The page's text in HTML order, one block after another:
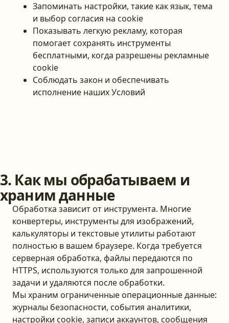
Запоминать настройки, такие как язык, тема
и выбор согласия на cookie
Показывать легкую рекламу, которая
помогает сохранять инструменты
бесплатными, когда разрешены рекламные
cookie
Соблюдать закон и обеспечивать
исполнение наших Условий
3. Как мы обрабатываем и
храним данные
Обработка зависит от инструмента. Многие
конвертеры, инструменты для изображений,
калькуляторы и текстовые утилиты работают
полностью в вашем браузере. Когда требуется
серверная обработка, файлы передаются по
HTTPS, используются только для запрошенной
задачи и удаляются после обработки.
Мы храним ограниченные операционные данные:
журналы безопасности, события аналитики,
настройки cookie, записи аккаунтов, сообщения